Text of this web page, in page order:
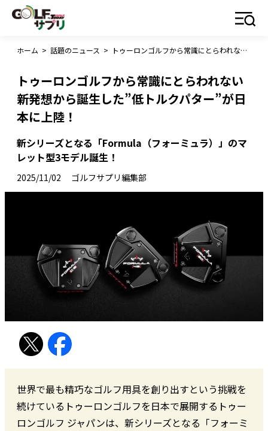
ホーム > 話題のニュース > トゥーロンゴルフから常識にとらわれない新発想から誕生した”低トルクパター”が日本に上陸！
トゥーロンゴルフから常識にとらわれない
新発想から誕生した”低トルクパター”が日
本に上陸！
新シリーズとなる「Formula（フォーミュラ）」のマ
レット型3モデル誕生！
2025/11/02 ゴルフサプリ編集部
世界で最も精巧なゴルフ用具を創り出すという挑戦を
続けているトゥーロンゴルフを日本で展開するトゥー
ロンゴルフ ジャパンは、新シリーズとなる「フォーミ